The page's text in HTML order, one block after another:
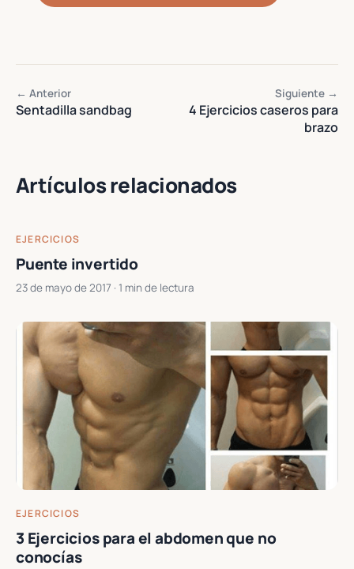
← Anterior
Sentadilla sandbag
Siguiente →
4 Ejercicios caseros para
brazo
Artículos relacionados
EJERCICIOS
Puente invertido
23 de mayo de 2017 · 1 min de lectura
EJERCICIOS
3 Ejercicios para el abdomen que no
conocías